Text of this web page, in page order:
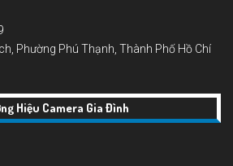
Phường Phú Thạnh, Thành Phố Hồ Chí
Hiệu Camera Gia Đình